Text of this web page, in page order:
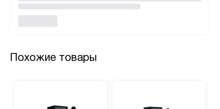
Похожие товары